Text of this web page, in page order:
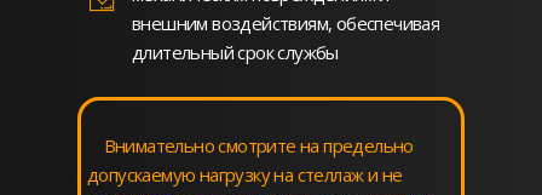
внешним воздействиям, обеспечивая
длительный срок службы
Внимательно смотрите на предельно
допускаемую нагрузку на стеллаж и не